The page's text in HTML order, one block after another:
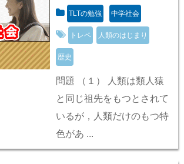
TLTの勉強 中学社会
トレペ 人類のはじまり
歴史
問題 （１） 人類は類人猿
と同じ祖先をもつとされて
いるが，人類だけのもつ特
色があ ...